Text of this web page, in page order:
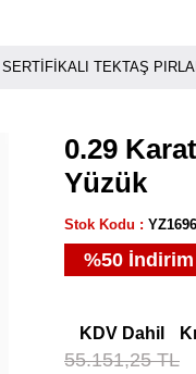
TEKTAŞ
0.29
Yüzük
Stok Kodu YZ1696
%50 İndirim
KDV Dahil
55.151,25 TL